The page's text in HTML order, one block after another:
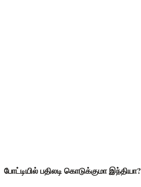
போட்டியில் பதிலடி கொடுக்குமா இந்தியா?